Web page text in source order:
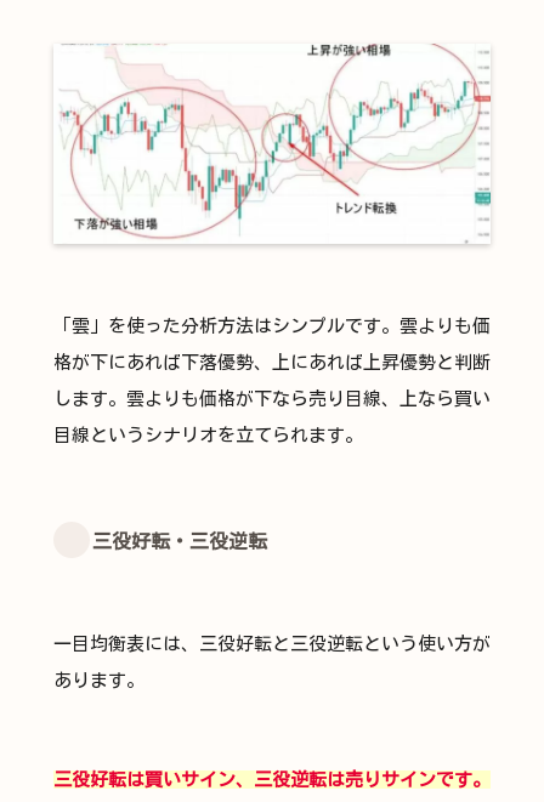
「雲」を使った分析方法はシンプルです。雲よりも価
格が下にあれば下落優勢、上にあれば上昇優勢と判断
します。雲よりも価格が下なら売り目線、上なら買い
目線というシナリオを立てられます。
三役好転・三役逆転
一目均衡表には、三役好転と三役逆転という使い方が
あります。
三役好転は買いサイン、三役逆転は売りサインです。